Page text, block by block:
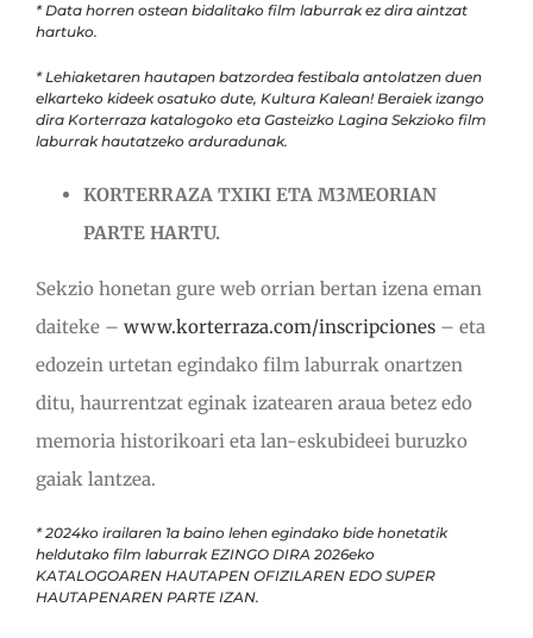
* Data horren ostean bidalitako film laburrak ez dira aintzat
hartuko.
* Lehiaketaren hautapen batzordea festibala antolatzen duen
elkarteko kideek osatuko dute, Kultura Kalean! Beraiek izango
dira Korterraza katalogoko eta Gasteizko Lagina Sekzioko film
laburrak hautatzeko arduradunak.
KORTERRAZA TXIKI ETA M3MEORIAN
PARTE HARTU.
Sekzio honetan gure web orrian bertan izena eman
daiteke – www.korterraza.com/inscripciones – eta
edozein urtetan egindako film laburrak onartzen
ditu, haurrentzat eginak izatearen araua betez edo
memoria historikoari eta lan-eskubideei buruzko
gaiak lantzea.
* 2024ko irailaren 1a baino lehen egindako bide honetatik
heldutako film laburrak EZINGO DIRA 2026eko
KATALOGOAREN HAUTAPEN OFIZILAREN EDO SUPER
HAUTAPENAREN PARTE IZAN.